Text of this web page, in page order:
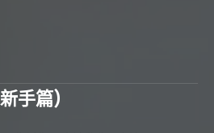
手篇)